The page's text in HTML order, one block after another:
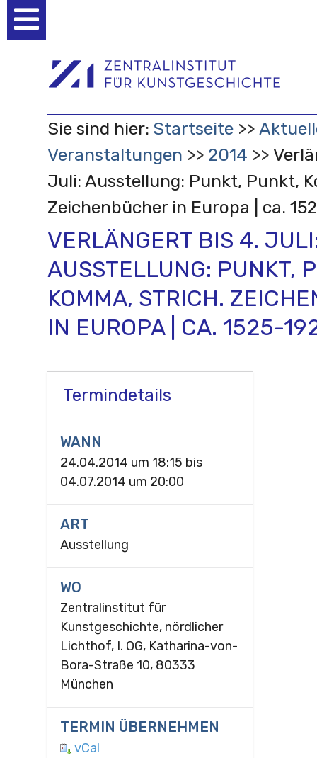
Werkzeuge
Sie sind hier: Startseite
Veranstaltungen
2014
Juli: Ausstellung: Punkt, Punkt,
Zeichenbücher in Europa | ca.
VERLÄNGERT BIS 4.
AUSSTELLUNG: PUNKT,
KOMMA, STRICH.
IN EUROPA | CA. 1525-
Termindetails
WANN
24.04.2014 um 18:15 bis
04.07.2014 um 20:00
ART
Ausstellung
WO
Zentralinstitut für
Kunstgeschichte, nördlicher
Lichthof, I. OG, Katharina-von-
Bora-Straße 10, 80333
München
TERMIN ÜBERNEHMEN
vCal